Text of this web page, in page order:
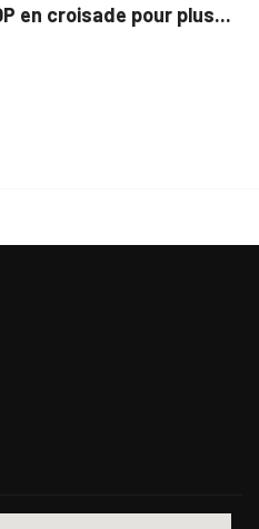
Gestion concertée et